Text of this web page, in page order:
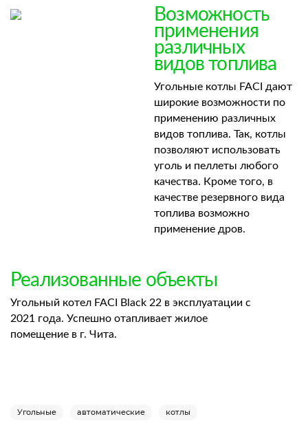
Возможность
применения
различных
видов топлива
Угольные котлы FACI дают
широкие возможности по
применению различных
видов топлива. Так, котлы
позволяют использовать
уголь и пеллеты любого
качества. Кроме того, в
качестве резервного вида
топлива возможно
применение дров.
Реализованные объекты
Угольный котел FACI Black 22 в эксплуатации с
2021 года. Успешно отапливает жилое
помещение в г. Чита.
Угольные автоматические котлы